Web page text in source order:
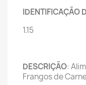
IDENTIFICAÇÃO
1.15
DESCRIÇÃO:
Frangos de